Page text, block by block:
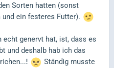
Sorten hatten (sonst
ein festeres Futter).
genervt hat, ist, dass es
und deshalb hab ich das
Ständig musste